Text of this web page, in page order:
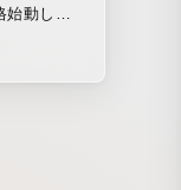
動し、7